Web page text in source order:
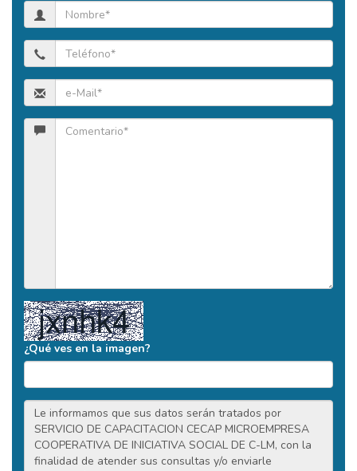
¿Qué ves en la imagen?